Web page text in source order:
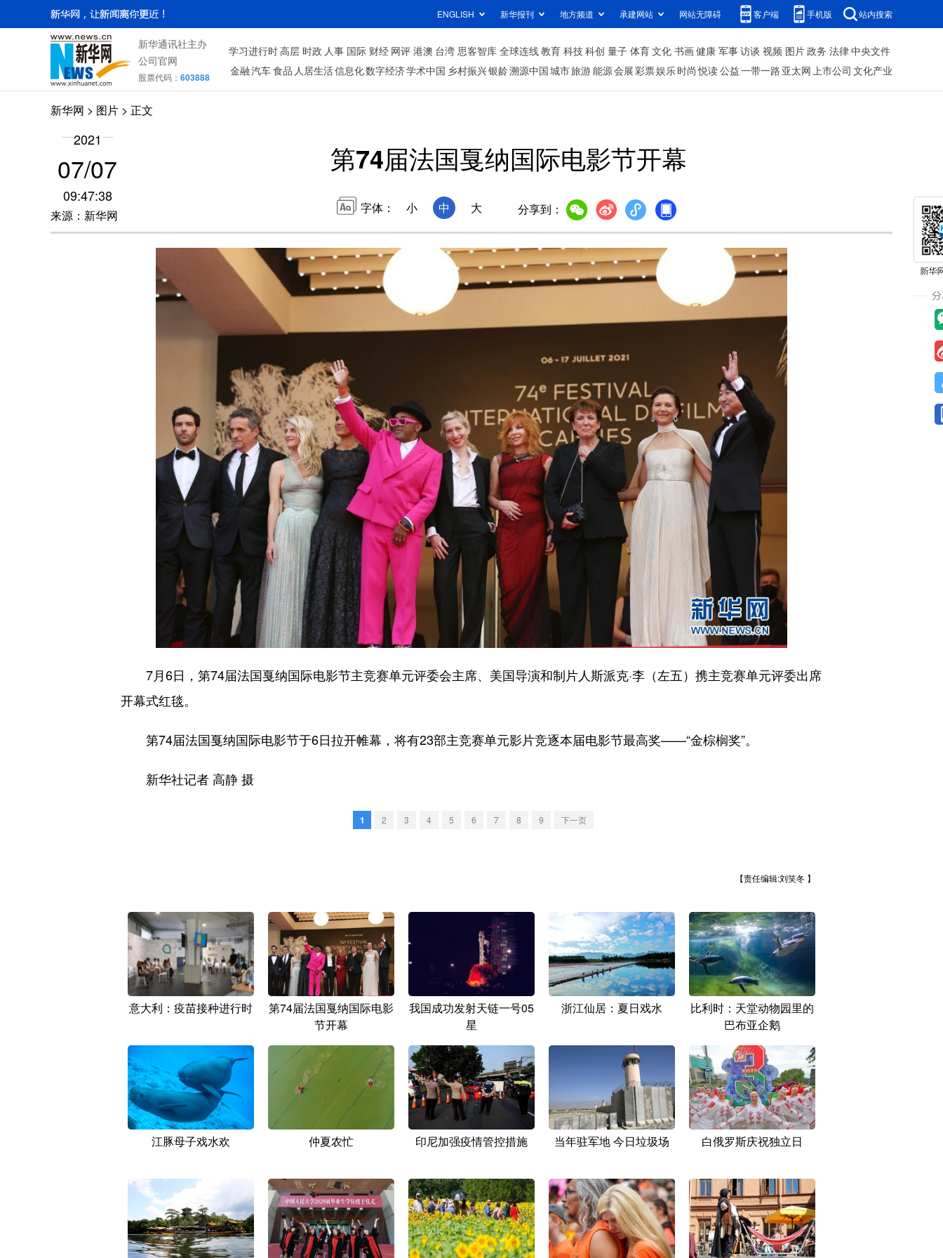
ENGLISH 新华报刊 地方频道 承建网站 网站无障碍 客户端 手机版 站内搜索
新华通讯社主办
公司官网
股票代码： 603888
学习进行时高层 时政 人事 国际 财经 网评 港澳 台湾 思客智库 全球连线教育 科技科创 量子 体育文化 书画健康 军事访谈 视频 图片政务 法律中央文件
金融汽车食品 人居生活信息化数字经济学术中国 乡村振兴银龄溯源中国城市旅游能源会展彩票娱乐时尚 悦读公益一带一路 亚太网上市公司 文化产业
新华网 > 图片 > 正文
2021
07/07
09:47:38
来源：新华网
第74届法国戛纳国际电影节开幕
字体： 小 中 大 分享到：
7月6日，第74届法国戛纳国际电影节主竞赛单元评委会主席、美国导演和制片人斯派克·李（左五）携主竞赛单元评委出席
开幕式红毯。
第74届法国戛纳国际电影节于6日拉开帷幕，将有23部主竞赛单元影片竞逐本届电影节最高奖——“金棕榈奖”。
新华社记者 高静 摄
1 2 3 4 5 6 7 8 9 下一页
【责任编辑:刘笑冬 】
意大利：疫苗接种进行时
第74届法国戛纳国际电影
节开幕
我国成功发射天链一号05
星
浙江仙居：夏日戏水
比利时：天堂动物园里的
巴布亚企鹅
江豚母子戏水欢 仲夏农忙 印尼加强疫情管控措施 当年驻军地 今日垃圾场 白俄罗斯庆祝独立日